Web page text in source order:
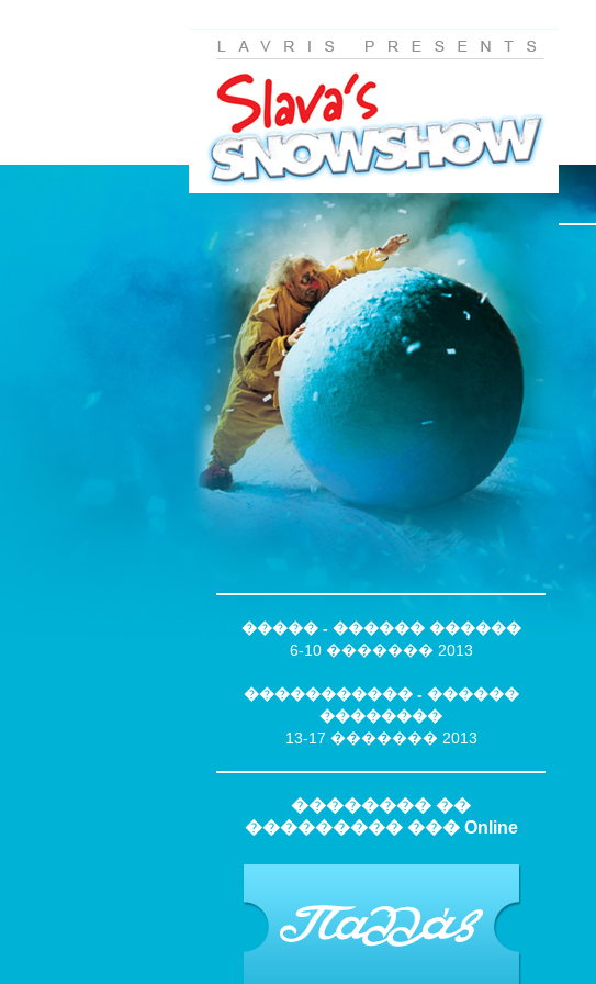
����� - ������ ������
6-10 ������� 2013
����������� - ������
��������
13-17 ������� 2013
�������� ��
��������� ��� Online